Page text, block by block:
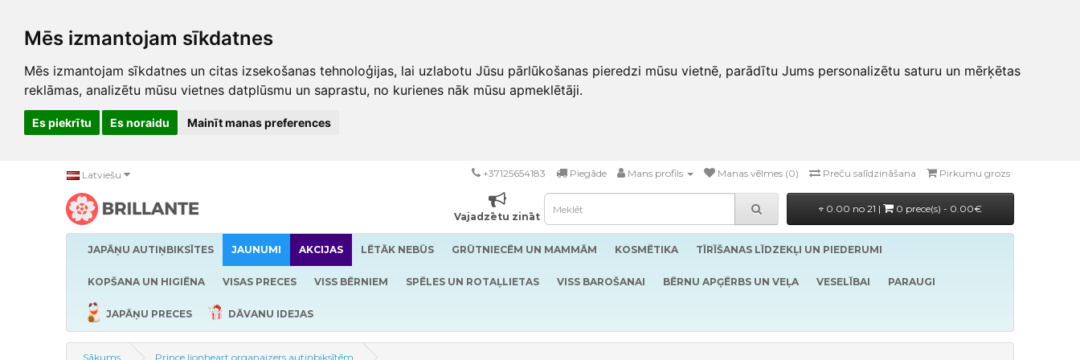
Mēs izmantojam sīkdatnes
Mēs izmantojam sīkdatnes un citas izsekošanas tehnoloģijas, lai uzlabotu Jūsu pārlūkošanas pieredzi mūsu vietnē, parādītu Jums personalizētu saturu un mērķētas
reklāmas, analizētu mūsu vietnes datplūsmu un saprastu, no kurienes nāk mūsu apmeklētāji.
Es piekrītu Es noraidu Mainīt manas preferences
Latviešu +37125654183 Piegāde Mans profils Manas vēlmes (0) Preču salīdzināšana Pirkumu grozs
Vajadzētu zināt
0.00 no 21 | 0 prece(s) - 0.00€
JAPĀŅU AUTIŅBIKSĪTES JAUNUMI AKCIJAS LĒTĀK NEBŪS GRŪTNIECĒM UN MAMMĀM KOSMĒTIKA TĪRĪŠANAS LĪDZEKĻI UN PIEDERUMI
KOPŠANA UN HIGIĒNA VISAS PRECES VISS BĒRNIEM SPĒLES UN ROTAĻLIETAS VISS BAROŠANAI BĒRNU APĢĒRBS UN VEĻA VESELĪBAI PARAUGI
JAPĀŅU PRECES DĀVANU IDEJAS
Sākums Prince lionheart organaizers autiņbiksītēm